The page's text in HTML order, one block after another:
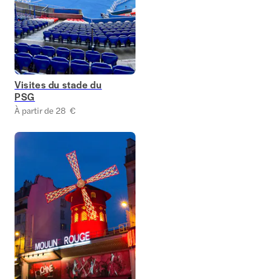
Visites du stade du
PSG
À partir de 28 €